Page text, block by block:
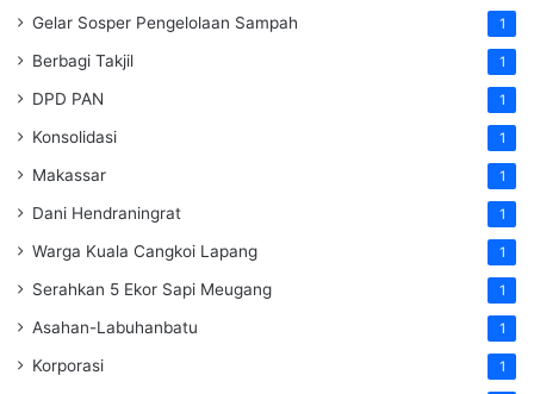
Gelar Sosper Pengelolaan Sampah 1
Berbagi Takjil 1
DPD PAN 1
Konsolidasi 1
Makassar 1
Dani Hendraningrat 1
Warga Kuala Cangkoi Lapang 1
Serahkan 5 Ekor Sapi Meugang 1
Asahan-Labuhanbatu 1
Korporasi 1